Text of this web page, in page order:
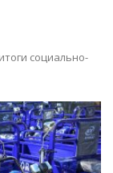
социально-